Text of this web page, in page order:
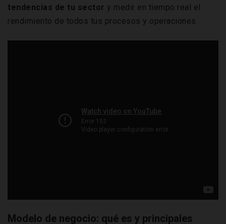
tendencias de tu sector y medir en tiempo real el
rendimiento de todos tus procesos y operaciones.
Modelo de negocio: qué es y principales